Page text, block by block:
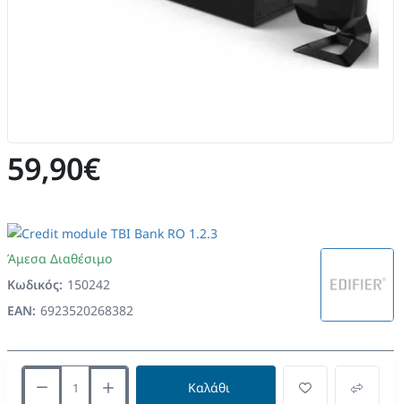
Άμεσα Διαθέσιμο
Κωδικός: 150242
EAN: 6923520268382
59,90€
Καλάθι